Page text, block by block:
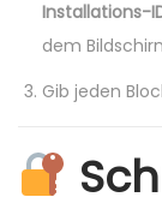
Installations-
dem
Gib jeden